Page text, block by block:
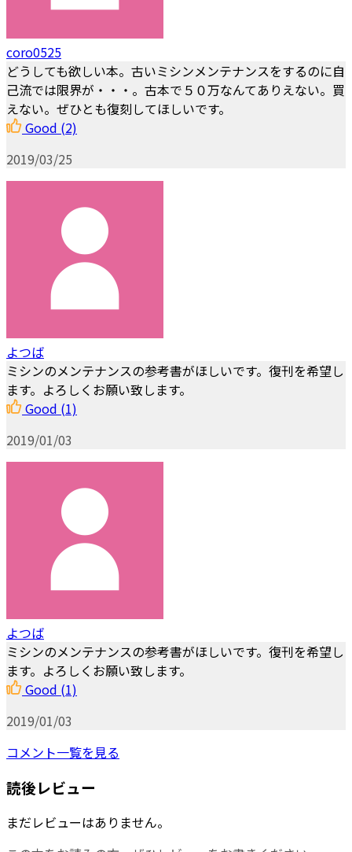
coro0525
どうしても欲しい本。古いミシンメンテナンスをするのに自
己流では限界が・・・。古本で５０万なんてありえない。買
えない。ぜひとも復刻してほしいです。
Good (2)
2019/03/25
よつば
ミシンのメンテナンスの参考書がほしいです。復刊を希望し
ます。よろしくお願い致します。
Good (1)
2019/01/03
よつば
ミシンのメンテナンスの参考書がほしいです。復刊を希望し
ます。よろしくお願い致します。
Good (1)
2019/01/03
コメント一覧を見る
読後レビュー
まだレビューはありません。